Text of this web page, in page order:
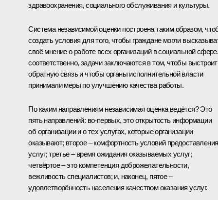
здравоохранения, социального обслуживания и культуры.
Система независимой оценки построена таким образом,
создать условия для того, чтобы граждане могли
своё мнение о работе всех организаций в социальной
соответственно, задачи заключаются в том, чтобы
обратную связь и чтобы органы исполнительной власти
принимали меры по улучшению качества работы.
По каким направлениям независимая оценка ведётся? Это
пять направлений: во‑первых, это открытость информации
об организации и о тех услугах, которые организации
оказывают; второе – комфортность условий предоставления
услуг; третье – время ожидания оказываемых услуг;
четвёртое – это компетенция доброжелательности,
вежливость специалистов; и, наконец, пятое –
удовлетворённость населения качеством оказания услуг.